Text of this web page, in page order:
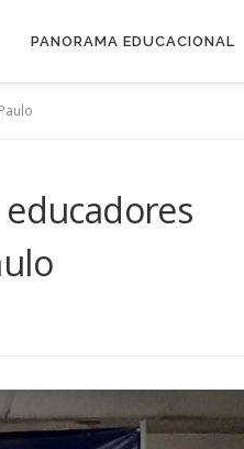
PANORAMA EDUCACIONAL